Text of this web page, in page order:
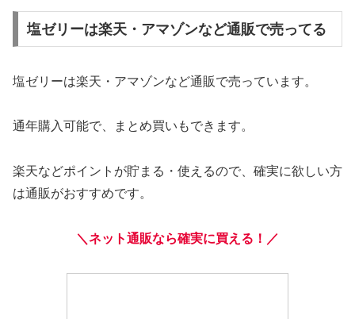
塩ゼリーは楽天・アマゾンなど通販で売ってる
塩ゼリーは楽天・アマゾンなど通販で売っています。
通年購入可能で、まとめ買いもできます。
楽天などポイントが貯まる・使えるので、確実に欲しい方
は通販がおすすめです。
＼ネット通販なら確実に買える！／